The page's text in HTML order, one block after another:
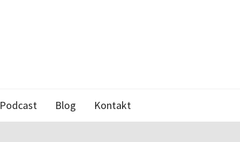
Podcast Blog Kontakt